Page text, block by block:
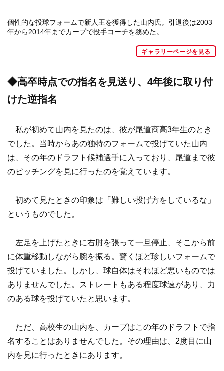
個性的な投球フォームで新人王を獲得した山内氏。引退後は2003
年から2014年までカープで投手コーチを務めた。
ギャラリーページを見る
◆高卒時点での指名を見送り、4年後に取り付
けた逆指名
私が初めて山内を見たのは、彼が尾道商高3年生のとき
でした。当時からあの独特のフォームで投げていた山内
は、その年のドラフト候補選手に入っており、尾道まで彼
のピッチングを見に行ったのを覚えています。
初めて見たときの印象は「難しい投げ方をしているな」
というものでした。
左足を上げたときに右肘を張って一旦停止、そこから前
に体重移動しながら腕を振る。驚くほど珍しいフォームで
投げていました。しかし、球自体はそれほど悪いものでは
ありませんでした。ストレートもある程度球速があり、力
のある球を投げていたと思います。
ただ、高校生の山内を、カープはこの年のドラフトで指
名することはありませんでした。その理由は、2度目に山
内を見に行ったときにあります。